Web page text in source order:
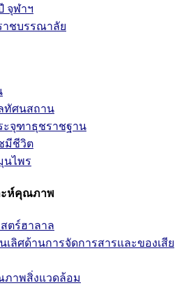
จุฬาฯ
ชบรรณาลัย
ศนสถาน
จุฑาธุชราชฐาน
ชีวิต
ไพร
ะห์คุณภาพ
ตร์ฮาลาล
เลิศด้านการจัดการสารและของเสีย
าพสิ่งแวดล้อม